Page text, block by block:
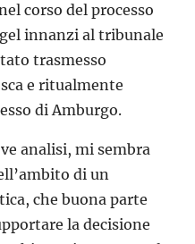
corso del processo
innanzi al tribunale
trasmesso
e ritualmente
di Amburgo.
analisi, mi sembra
di un
che buona parte
la decisione